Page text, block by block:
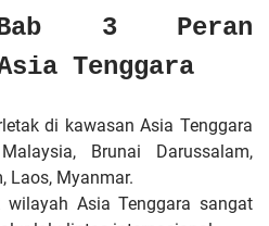
Bab 3 Peran
Tenggara
di kawasan Asia Tenggara
Brunai Darussalam,
Laos, Myanmar.
Asia Tenggara sangat